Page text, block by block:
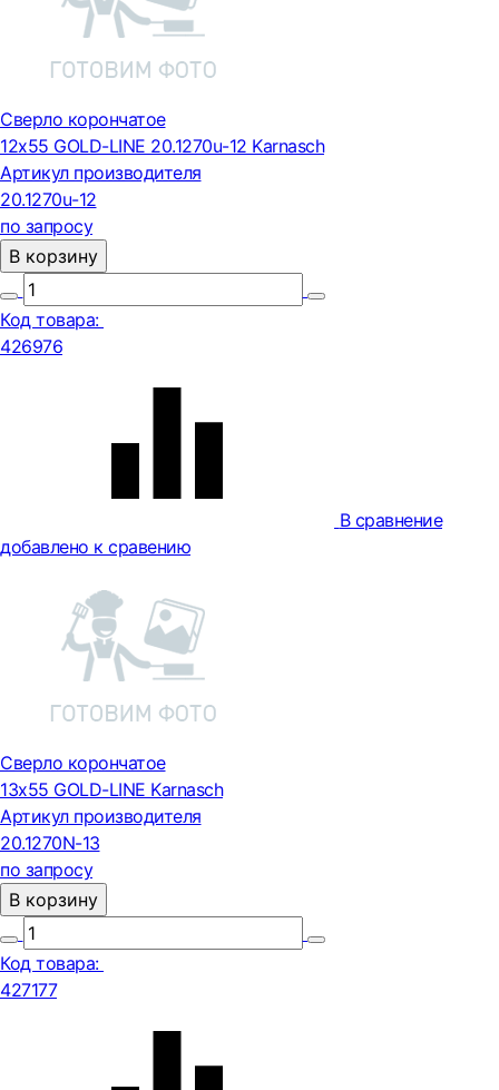
Сверло корончатое
12х55 GOLD-LINE 20.1270u-12 Karnasch
Артикул производителя
20.1270u-12
по запросу
В корзину
Код товара:
426976
В сравнение
добавлено к сравению
Сверло корончатое
13х55 GOLD-LINE Karnasch
Артикул производителя
20.1270N-13
по запросу
В корзину
Код товара:
427177